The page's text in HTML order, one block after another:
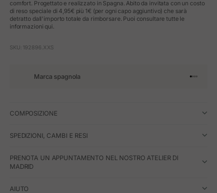
comfort. Progettato e realizzato in Spagna. Abito da invitata con un costo
di reso speciale di 4,95€ più 1€ (per ogni capo aggiuntivo) che sarà
detratto dall'importo totale da rimborsare. Puoi consultare tutte le
informazioni qui.
SKU: 192896.XXS
Marca spagnola Vai
Vai
Vai
Vai
COMPOSIZIONE
SPEDIZIONI, CAMBI E RESI
PRENOTA UN APPUNTAMENTO NEL NOSTRO ATELIER DI
MADRID
AIUTO